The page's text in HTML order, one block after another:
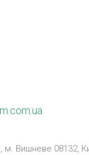
Вишневе 08132,